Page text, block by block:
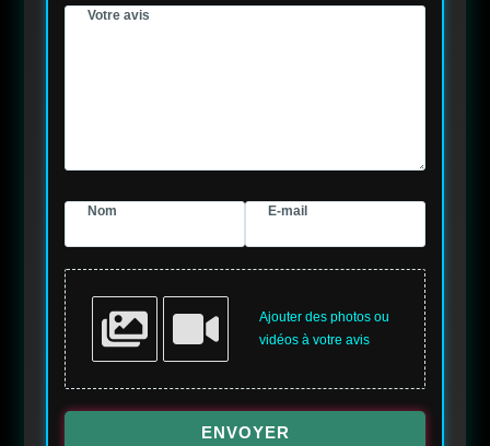
Votre avis
Nom E-mail
Ajouter des photos ou
vidéos à votre avis
ENVOYER